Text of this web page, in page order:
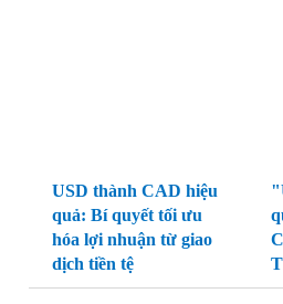
USD thành CAD hiệu
quả: Bí quyết tối ưu
hóa lợi nhuận từ giao
dịch tiền tệ